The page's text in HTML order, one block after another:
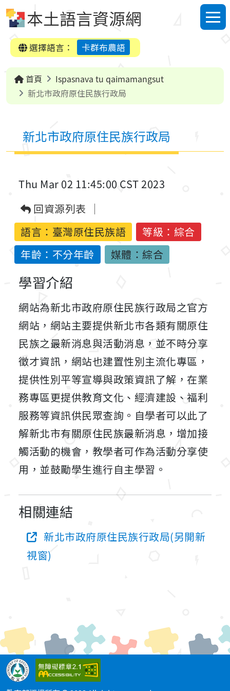
本土語言資源網
選單
選擇語言：
卡群布農語
首頁
Ispasnava tu qaimamangsut
新北市政府原住民族行政局
新北市政府原住民族行政局
Thu Mar 02 11:45:00 CST 2023
回資源列表
語言： 臺灣原住民族語
等級：綜合
年齡：不分年齡
媒體：綜合
學習介紹
網站為新北市政府原住民族行政局之官方
網站，網站主要提供新北市各類有關原住
民族之最新消息與活動消息，並不時分享
徵才資訊，網站也建置性別主流化專區，
提供性別平等宣導與政策資訊了解，在業
務專區更提供教育文化、經濟建設、福利
服務等資訊供民眾查詢。自學者可以此了
解新北市有關原住民族最新消息，增加接
觸活動的機會，教學者可作為活動分享使
用，並鼓勵學生進行自主學習。
相關連結
新北市政府原住民族行政局(另開新
視窗)